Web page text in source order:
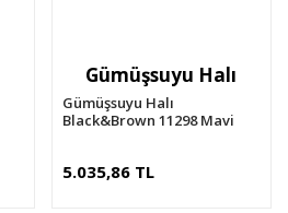
Gümüşsuyu Halı
Gümüşsuyu Halı
Black&Brown 11298 Mavi
5.035,86 TL